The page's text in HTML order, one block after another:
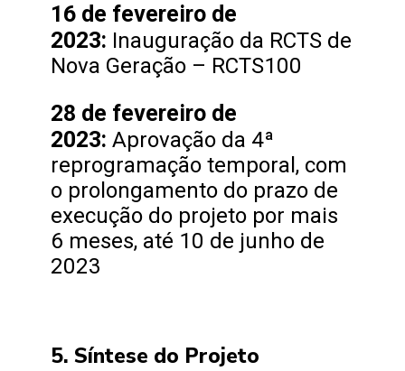
16 de fevereiro de
2023: Inauguração da RCTS de
Nova Geração – RCTS100
28 de fevereiro de
2023: Aprovação da 4ª
reprogramação temporal, com
o prolongamento do prazo de
execução do projeto por mais
6 meses, até 10 de junho de
2023
5. Síntese do Projeto